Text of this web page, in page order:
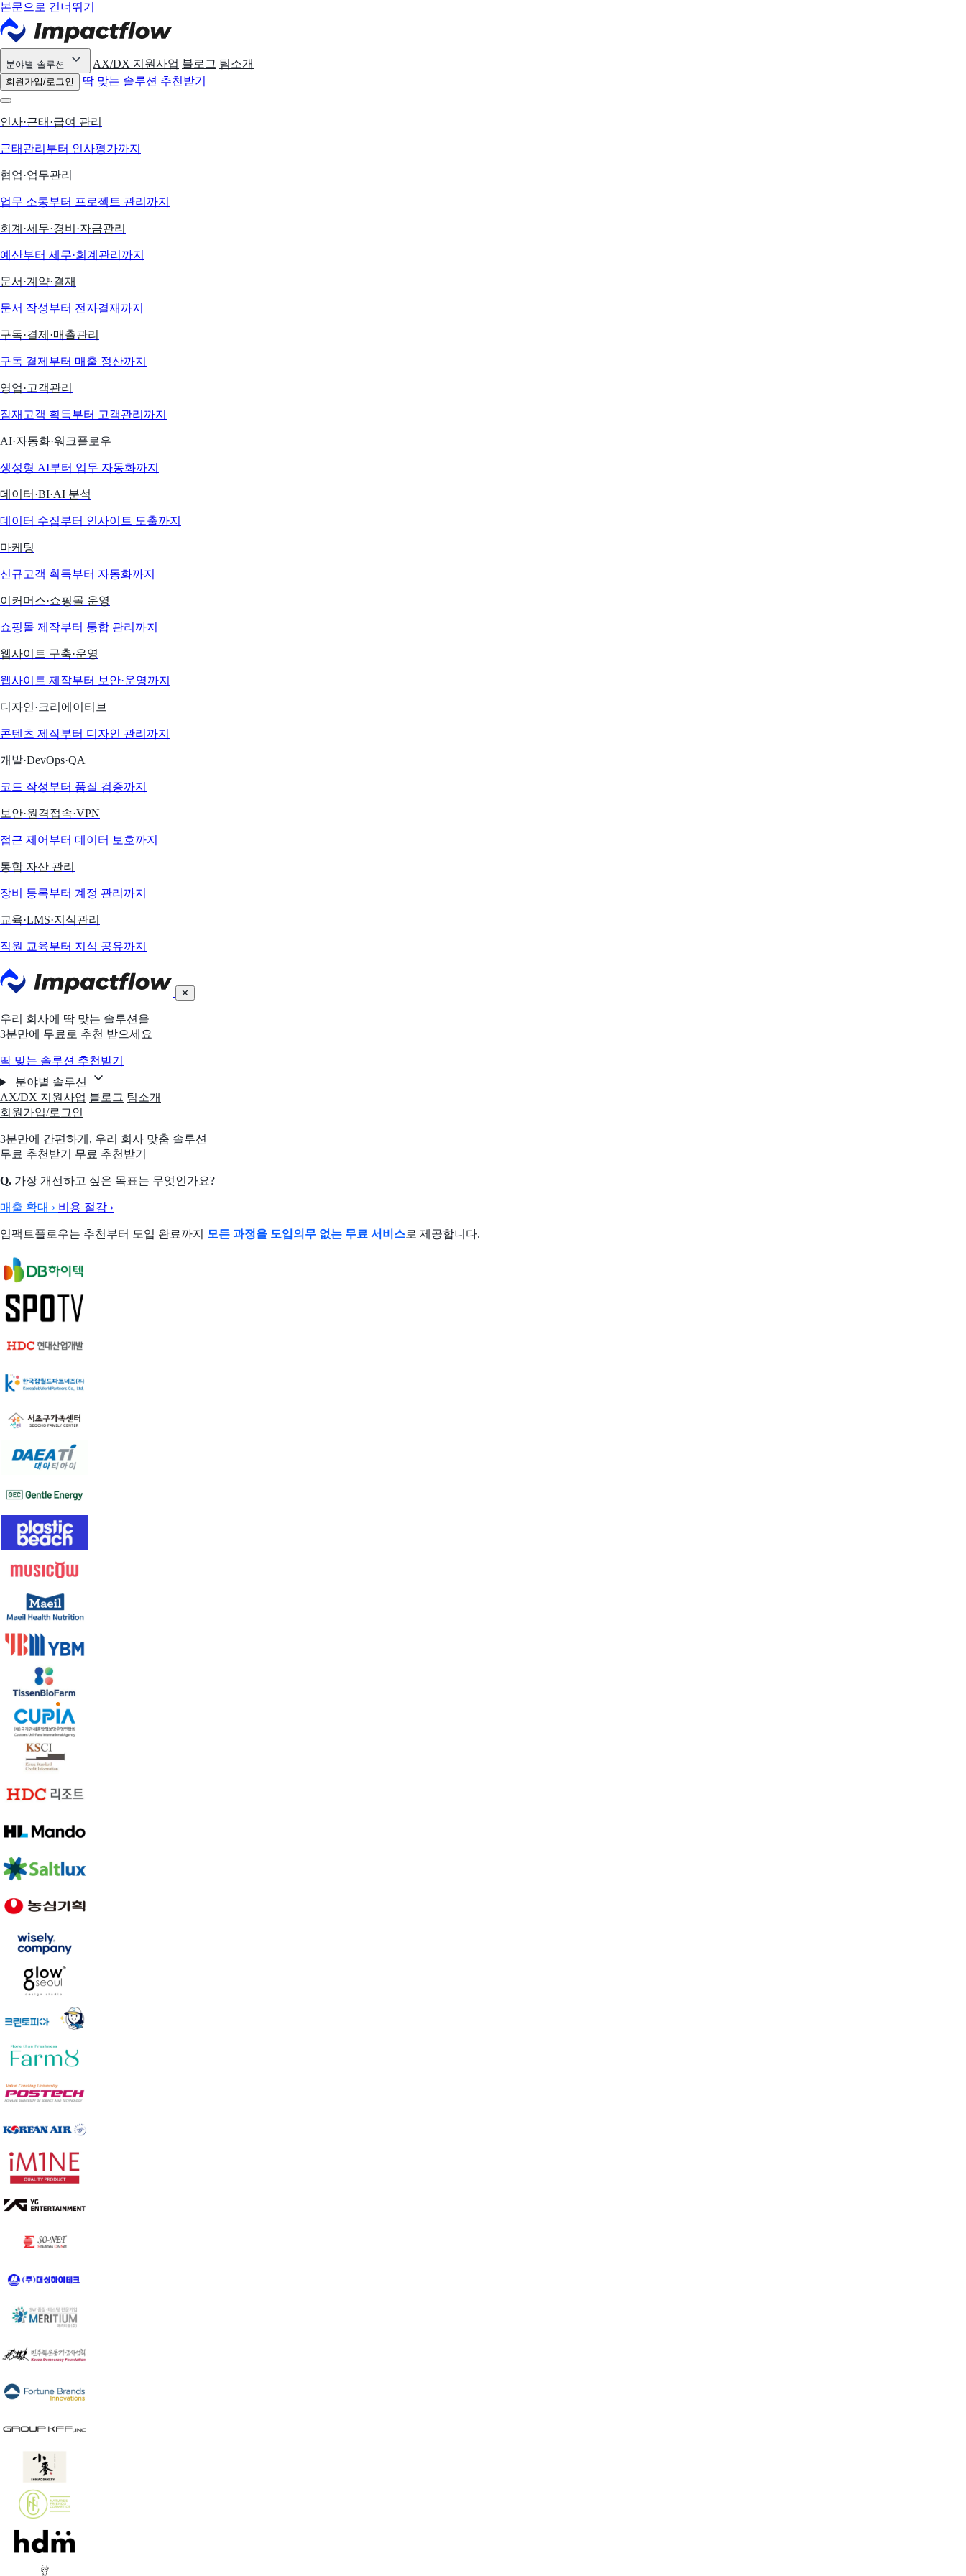
본문으로 건너뛰기
분야별 솔루션 AX/DX 지원사업 블로그 팀소개
회원가입/로그인 딱 맞는 솔루션 추천받기
인사·근태·급여 관리
근태관리부터 인사평가까지
협업·업무관리
업무 소통부터 프로젝트 관리까지
회계·세무·경비·자금관리
예산부터 세무·회계관리까지
문서·계약·결재
문서 작성부터 전자결재까지
구독·결제·매출관리
구독 결제부터 매출 정산까지
영업·고객관리
잠재고객 획득부터 고객관리까지
AI·자동화·워크플로우
생성형 AI부터 업무 자동화까지
데이터·BI·AI 분석
데이터 수집부터 인사이트 도출까지
마케팅
신규고객 획득부터 자동화까지
이커머스·쇼핑몰 운영
쇼핑몰 제작부터 통합 관리까지
웹사이트 구축·운영
웹사이트 제작부터 보안·운영까지
디자인·크리에이티브
콘텐츠 제작부터 디자인 관리까지
개발·DevOps·QA
코드 작성부터 품질 검증까지
보안·원격접속·VPN
접근 제어부터 데이터 보호까지
통합 자산 관리
장비 등록부터 계정 관리까지
교육·LMS·지식관리
직원 교육부터 지식 공유까지
✕
우리 회사에 딱 맞는 솔루션을
3분만에 무료로 추천 받으세요
딱 맞는 솔루션 추천받기
분야별 솔루션
AX/DX 지원사업 블로그 팀소개
회원가입/로그인
3분만에 간편하게, 우리 회사 맞춤 솔루션
무료 추천받기
무료 추천받기
Q. 가장 개선하고 싶은 목표는 무엇인가요?
매출 확대 › 비용 절감 ›
임팩트플로우는 추천부터 도입 완료까지 모든 과정을 도입의무 없는 무료 서비스로 제공합니다.